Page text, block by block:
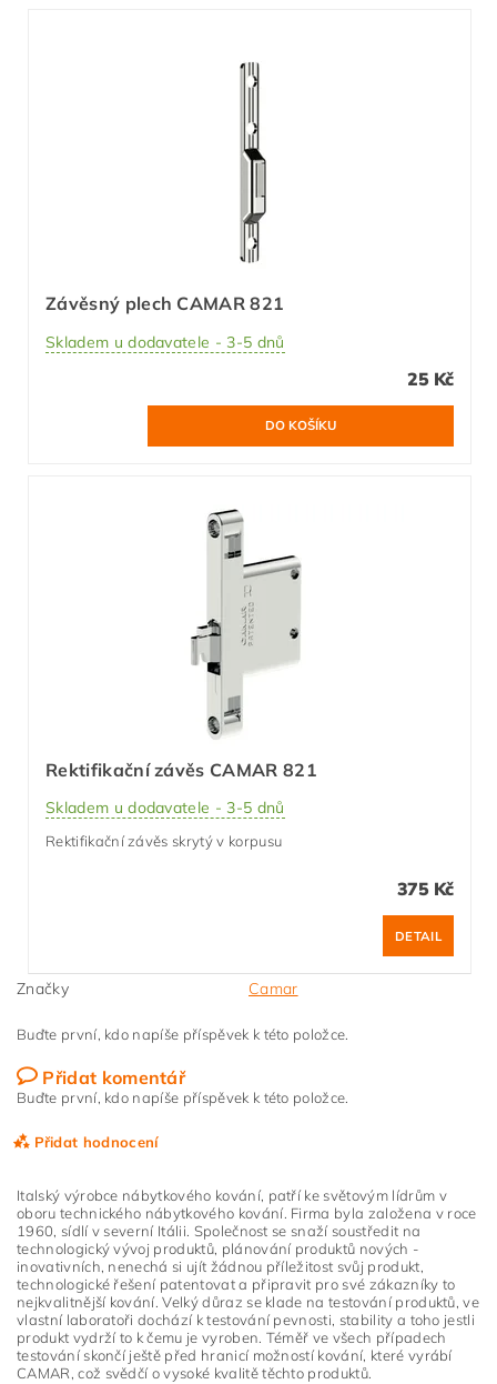
Závěsný plech CAMAR 821
Skladem u dodavatele - 3-5 dnů
25 Kč
Rektifikační závěs CAMAR 821
Skladem u dodavatele - 3-5 dnů
Rektifikační závěs skrytý v korpusu
375 Kč
DETAIL
Značky Camar
Buďte první, kdo napíše příspěvek k této položce.
Přidat komentář
Buďte první, kdo napíše příspěvek k této položce.
Přidat hodnocení
Italský výrobce nábytkového kování, patří ke světovým lídrům v
oboru technického nábytkového kování. Firma byla založena v roce
1960, sídlí v severní Itálii. Společnost se snaží soustředit na
technologický vývoj produktů, plánování produktů nových -
inovativních, nenechá si ujít žádnou příležitost svůj produkt,
technologické řešení patentovat a připravit pro své zákazníky to
nejkvalitnější kování. Velký důraz se klade na testování produktů, ve
vlastní laboratoři dochází k testování pevnosti, stability a toho jestli
produkt vydrží to k čemu je vyroben. Téměř ve všech případech
testování skončí ještě před hranicí možností kování, které vyrábí
CAMAR, což svědčí o vysoké kvalitě těchto produktů.